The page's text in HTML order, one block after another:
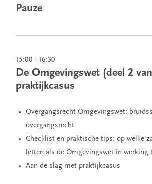
Pauze
15:00 - 16:30
De Omgevingswet (deel 2
praktijkcasus
Overgangsrecht Omgevingswet:
overgangsrecht
Checklist en praktische tips: op welke
letten als de Omgevingswet in werking
Aan de slag met praktijkcasus